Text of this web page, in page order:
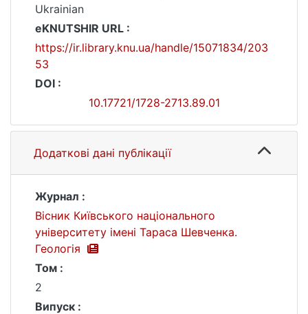
Ukrainian
eKNUTSHIR URL :
https://ir.library.knu.ua/handle/15071834/203
53
DOI :
10.17721/1728-2713.89.01
Додаткові дані публікації
Журнал :
Вісник Київського національного
університету імені Тараса Шевченка.
Геологія
Том :
2
Випуск :